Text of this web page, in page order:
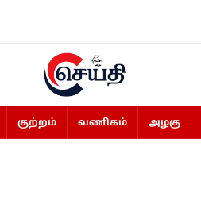
குற்றம் வணிகம் அழகு